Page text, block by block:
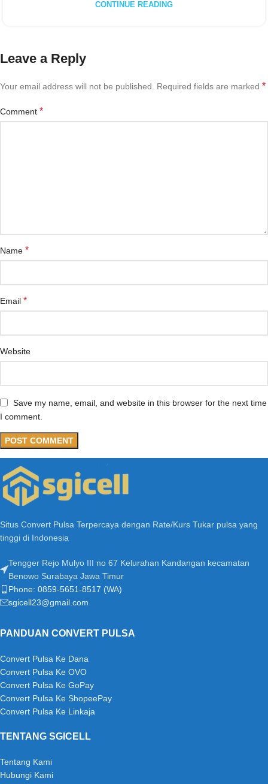
CONTINUE READING
Leave a Reply
Your email address will not be published. Required fields are marked *
Comment *
Name *
Email *
Website
Save my name, email, and website in this browser for the next time
I comment.
Situs Convert Pulsa Terpercaya dengan Rate/Kurs Tukar pulsa yang
tinggi di Indonesia
Tengger Rejo Mulyo III no 67 Kelurahan Kandangan kecamatan
Benowo Surabaya Jawa Timur
Phone: 0859-5651-8517 (WA)
sgicell23@gmail.com
PANDUAN CONVERT PULSA
Convert Pulsa Ke Dana
Convert Pulsa Ke OVO
Convert Pulsa Ke GoPay
Convert Pulsa Ke ShopeePay
Convert Pulsa Ke Linkaja
TENTANG SGICELL
Tentang Kami
Hubungi Kami